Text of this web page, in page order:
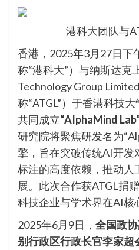
港科大团队与
香港，2025年3月27日下
称“港科大”）与纳斯达克
Technology Group
称“ATGL”）于香港科技
共同成立“AIphaMind
研究院将聚焦研发名为
擎，旨在突破传统AI开发
标注的高度依赖，推动人
展。此次合作获ATGL捐
科技企业与学术界在AI核
2025年6月9日， 全国政
别行政区行政长官李家